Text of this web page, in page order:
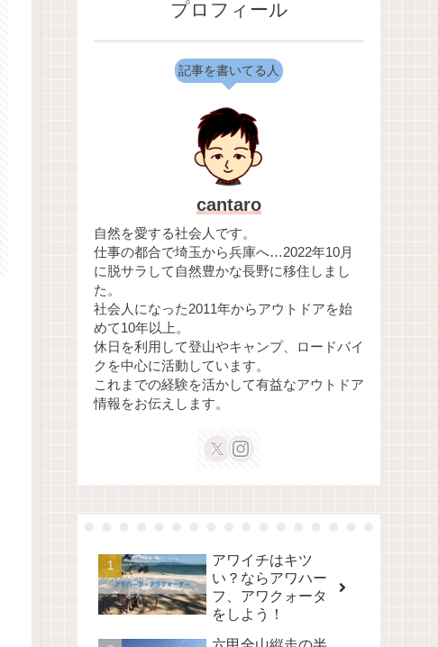
プロフィール
記事を書いてる人
cantaro
自然を愛する社会人です。
仕事の都合で埼玉から兵庫へ…2022年10月
に脱サラして自然豊かな長野に移住しまし
た。
社会人になった2011年からアウトドアを始
めて10年以上。
休日を利用して登山やキャンプ、ロードバイ
クを中心に活動しています。
これまでの経験を活かして有益なアウトドア
情報をお伝えします。
アワイチはキツ
い？ならアワハー
フ、アワクォータ
をしよう！